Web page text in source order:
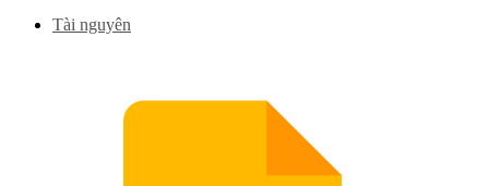
Tài nguyên